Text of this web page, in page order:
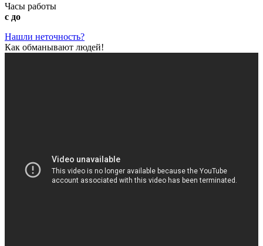
Часы работы
с до
Нашли неточность?
Как обманывают людей!